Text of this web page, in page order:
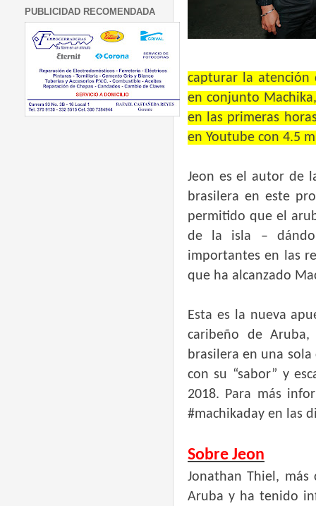
capturar la atención
en conjunto
en las primeras
en Youtube con 4.5
Jeon es el autor de
brasilera en este
permitido que el
de la isla –
importantes en las
que ha alcanzado
Esta es la nueva
caribeño de
brasilera en una sola
con su “sabor” y
2018. Para más
#machikaday en las
Sobre Jeon
Jonathan Thiel, más
Aruba y ha tenido
PUBLICIDAD RECOMENDADA